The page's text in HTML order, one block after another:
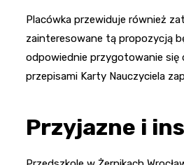
Placówka przewiduje również
zainteresowane tą propozycją
odpowiednie przygotowanie się
przepisami Karty Nauczyciela
Przyjazne i